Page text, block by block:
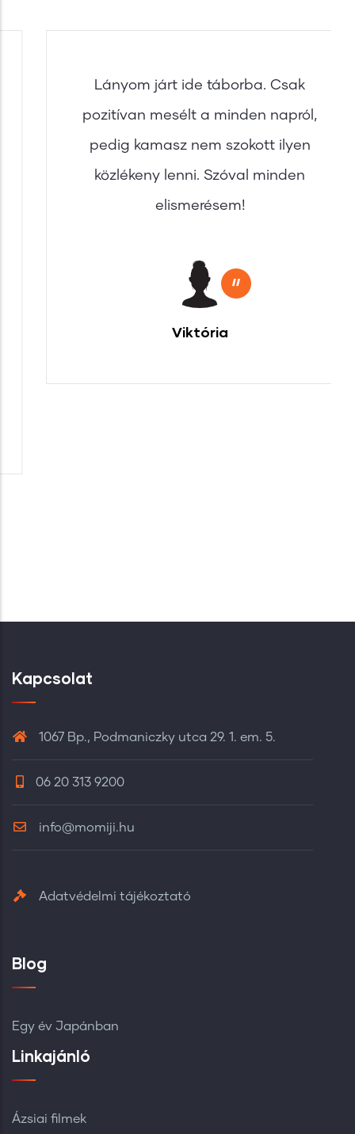
Lányom járt ide táborba. Csak
pozitívan mesélt a minden napról,
pedig kamasz nem szokott ilyen
közlékeny lenni. Szóval minden
elismerésem!
"
Viktória
Kapcsolat
1067 Bp., Podmaniczky utca 29. 1. em. 5.
06 20 313 9200
info@momiji.hu
Adatvédelmi tájékoztató
Blog
Egy év Japánban
Linkajánló
Ázsiai filmek